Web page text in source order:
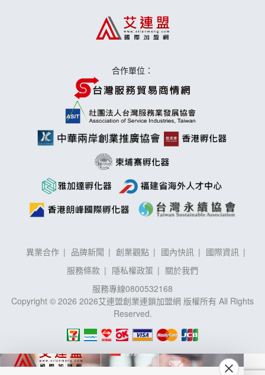
莫尼早餐Morni加盟說明會
手作功夫茶加盟說明會合作單位：
異業合作 品牌新聞 創業觀點 國內快訊
國際資訊
服務條款
隱私權政策
關於我們
服務專線0800532168
Copyright © 2026 2026艾連盟創業連鎖加盟網 版權所有 All Rights
Reserved.